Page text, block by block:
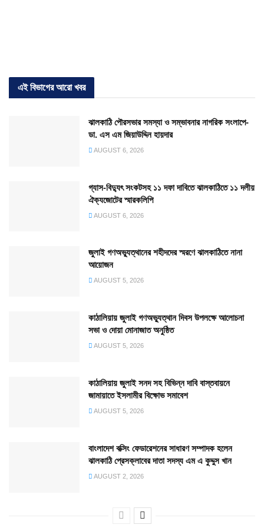
এই বিভাগের আরো খবর
ঝালকাঠি পৌরসভার সমস্যা ও সম্ভাবনার নাগরিক সংলাপে-
ডা. এস এম জিয়াউদ্দিন হায়দার
AUGUST 6, 2026
গ্যাস-বিদ্যুৎ সংকটসহ ১১ দফা দাবিতে ঝালকাঠিতে ১১ দলীয়
ঐক্যজোটের স্মারকলিপি
AUGUST 6, 2026
জুলাই গণঅভ্যুত্থানের শহীদদের স্মরণে ঝালকাঠিতে নানা
আয়োজন
AUGUST 5, 2026
কাঠালিয়ায় জুলাই গণঅভ্যুত্থান দিবস উপলক্ষে আলোচনা
সভা ও দোয়া মোনাজাত অনুষ্ঠিত
AUGUST 5, 2026
কাঠালিয়ায় জুলাই সনদ সহ বিভিন্ন দাবি বাস্তবায়নে
জামায়াতে ইসলামীর বিক্ষোভ সমাবেশ
AUGUST 5, 2026
বাংলাদেশ বক্সিং ফেডারেশনের সাধারণ সম্পাদক হলেন
ঝালকাঠি প্রেসক্লাবের দাতা সদস্য এম এ কুদ্দুস খান
AUGUST 2, 2026